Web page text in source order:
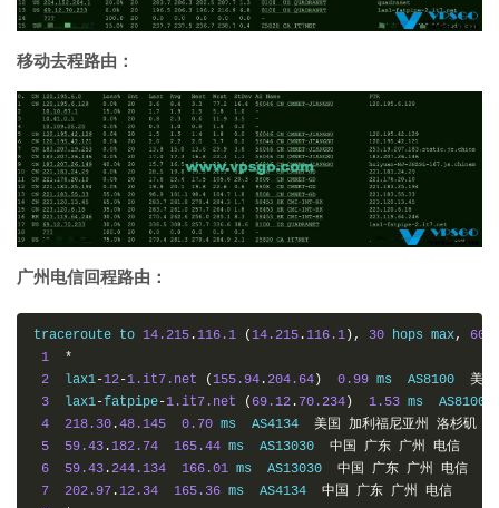
移动去程路由：
广州电信回程路由：
traceroute to 14.215 . 116.1 ( 14.215 . 116.1), 30 hops max, 60
1
*
2
  lax1
-12-1.it7.net ( 155.94 .204.64) 0.99 ms  AS8100 美国
3
  lax1
-fatpipe-1.it7.net ( 69.12 . 70.234) 1.53 ms
4
218.30 .48.145 0.70 ms  AS4134 美国 加利福尼亚州 洛杉矶
5
59.43 . 182.74 165.44 ms  AS13030 中国 广东 广州
电信
6
59.43 .244.134 166.01 ms  AS13030 中国 广东 广州
电信
7
202.97 . 12.34 165.36 ms  AS4134 中国 广东 广州
电信